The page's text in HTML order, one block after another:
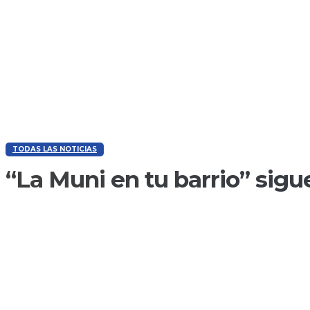
TODAS LAS NOTICIAS
“La Muni en tu barrio”